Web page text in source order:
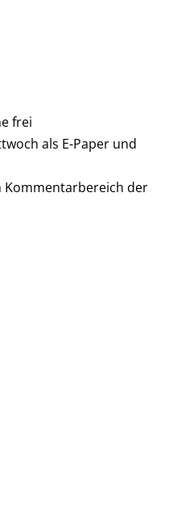
frei
als E-Paper und
der